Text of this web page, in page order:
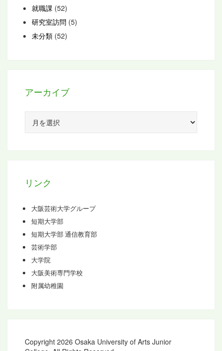
就職課 (52)
研究室訪問 (5)
未分類 (52)
アーカイブ
カ
リンク
大阪芸術大学グループ
短期大学部
短期大学部 通信教育部
芸術学部
大学院
大阪美術専門学校
附属幼稚園
Copyright 2026 Osaka University of Arts Junior